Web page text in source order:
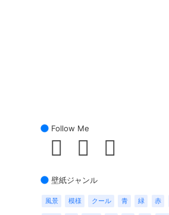
Follow Me
壁紙ジャンル
風景 模様 クール 青 緑 赤